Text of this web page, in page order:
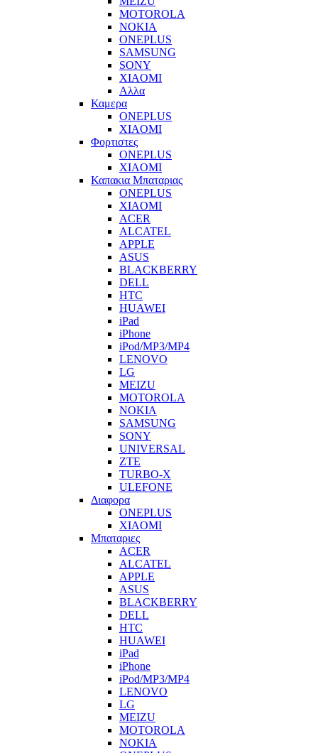
MOTOROLA
NOKIA
ONEPLUS
SAMSUNG
SONY
XIAOMI
Αλλα
Καμερα
ONEPLUS
XIAOMI
Φορτιστες
ONEPLUS
XIAOMI
Καπακια Μπαταριας
ONEPLUS
XIAOMI
ACER
ALCATEL
APPLE
ASUS
BLACKBERRY
DELL
HTC
HUAWEI
iPad
iPhone
iPod/MP3/MP4
LENOVO
LG
MEIZU
MOTOROLA
NOKIA
SAMSUNG
SONY
UNIVERSAL
ZTE
TURBO-X
ULEFONE
Διαφορα
ONEPLUS
XIAOMI
Μπαταριες
ACER
ALCATEL
APPLE
ASUS
BLACKBERRY
DELL
HTC
HUAWEI
iPad
iPhone
iPod/MP3/MP4
LENOVO
LG
MEIZU
MOTOROLA
NOKIA